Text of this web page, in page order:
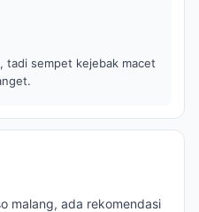
tadi sempet kejebak macet
malang, ada rekomendasi